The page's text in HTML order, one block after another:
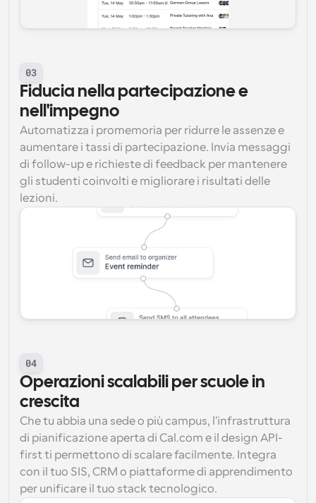
03
Fiducia nella partecipazione e
nell'impegno
Automatizza i promemoria per ridurre le assenze e
aumentare i tassi di partecipazione. Invia messaggi
di follow-up e richieste di feedback per mantenere
gli studenti coinvolti e migliorare i risultati delle
lezioni.
04
Operazioni scalabili per scuole in
crescita
Che tu abbia una sede o più campus, l'infrastruttura
di pianificazione aperta di Cal.com e il design API-
first ti permettono di scalare facilmente. Integra
con il tuo SIS, CRM o piattaforme di apprendimento
per unificare il tuo stack tecnologico.